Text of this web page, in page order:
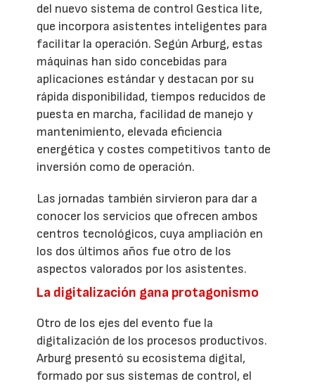
del nuevo sistema de control Gestica lite,
que incorpora asistentes inteligentes para
facilitar la operación. Según Arburg, estas
máquinas han sido concebidas para
aplicaciones estándar y destacan por su
rápida disponibilidad, tiempos reducidos de
puesta en marcha, facilidad de manejo y
mantenimiento, elevada eficiencia
energética y costes competitivos tanto de
inversión como de operación.
Las jornadas también sirvieron para dar a
conocer los servicios que ofrecen ambos
centros tecnológicos, cuya ampliación en
los dos últimos años fue otro de los
aspectos valorados por los asistentes.
La digitalización gana protagonismo
Otro de los ejes del evento fue la
digitalización de los procesos productivos.
Arburg presentó su ecosistema digital,
formado por sus sistemas de control, el